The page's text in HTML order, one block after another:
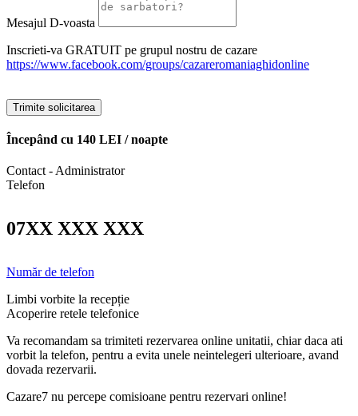
Mesajul D-voasta
Inscrieti-va GRATUIT pe grupul nostru de cazare
https://www.facebook.com/groups/cazareromaniaghidonline
Trimite solicitarea
Începând cu 140 LEI / noapte
Contact - Administrator
Telefon
07XX XXX XXX
Număr de telefon
Limbi vorbite la recepție
Acoperire retele telefonice
Va recomandam sa trimiteti rezervarea online unitatii, chiar daca ati
vorbit la telefon, pentru a evita unele neintelegeri ulterioare, avand
dovada rezervarii.
Cazare7 nu percepe comisioane pentru rezervari online!